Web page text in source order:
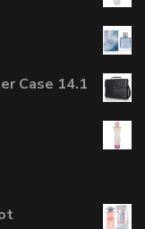
Case 14.1